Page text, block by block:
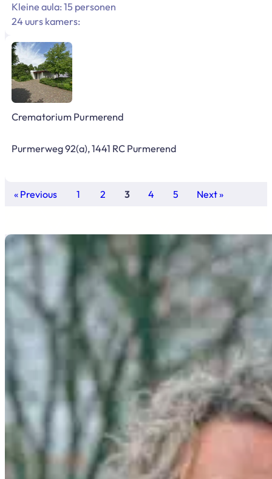
Kleine aula: 15 personen
24 uurs kamers:
Crematorium Purmerend
Purmerweg 92(a), 1441 RC Purmerend
« Previous 1 2 3 4 5 Next »